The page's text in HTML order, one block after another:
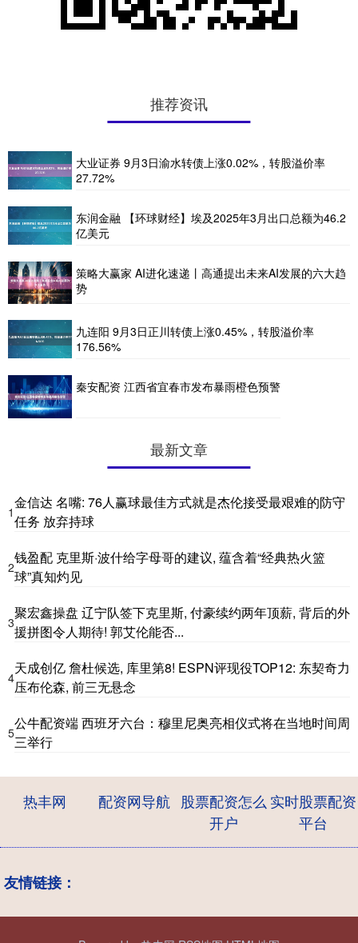
推荐资讯
大业证券 9月3日渝水转债上涨0.02%，转股溢价率
27.72%
东润金融 【环球财经】埃及2025年3月出口总额为46.2
亿美元
策略大赢家 AI进化速递丨高通提出未来AI发展的六大趋
势
九连阳 9月3日正川转债上涨0.45%，转股溢价率
176.56%
秦安配资 江西省宜春市发布暴雨橙色预警
最新文章
1
金信达 名嘴: 76人赢球最佳方式就是杰伦接受最艰难的防守
任务 放弃持球
2
钱盈配 克里斯·波什给字母哥的建议, 蕴含着“经典热火篮
球”真知灼见
3
聚宏鑫操盘 辽宁队签下克里斯, 付豪续约两年顶薪, 背后的外
援拼图令人期待! 郭艾伦能否...
4
天成创亿 詹杜候选, 库里第8! ESPN评现役TOP12: 东契奇力
压布伦森, 前三无悬念
5
公牛配资端 西班牙六台：穆里尼奥亮相仪式将在当地时间周
三举行
热丰网 配资网导航
股票配资怎么
开户
实时股票配资
平台
友情链接：